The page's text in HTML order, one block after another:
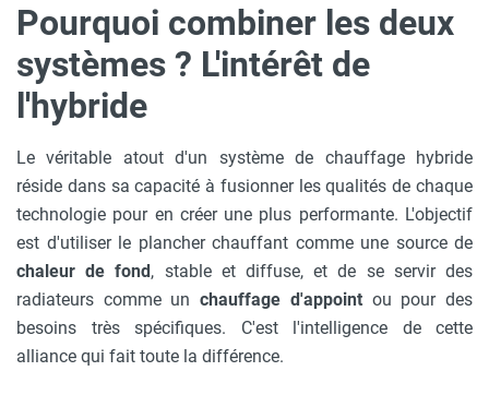
Pourquoi combiner les deux
systèmes ? L'intérêt de
l'hybride
Le véritable atout d'un système de chauffage hybride
réside dans sa capacité à fusionner les qualités de chaque
technologie pour en créer une plus performante. L'objectif
est d'utiliser le plancher chauffant comme une source de
chaleur de fond, stable et diffuse, et de se servir des
radiateurs comme unchauffage d'appointou pour des
besoins très spécifiques. C'est l'intelligence de cette
alliance qui fait toute la différence.